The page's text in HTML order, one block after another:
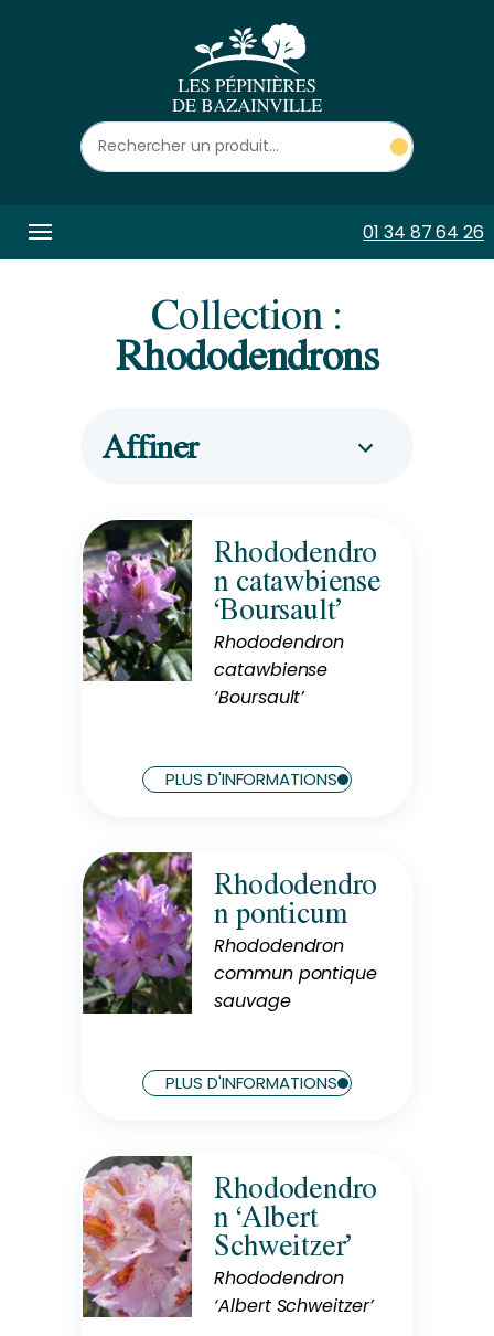
01 34 87 64 26
Collection :
Rhododendrons
Affiner
Rusticité
Rustique
Rhododendro
n catawbiense
‘Boursault’
Rhododendron
catawbiense
‘Boursault’
PLUS D'INFORMATIONS
Rusticité
Rustique
Exposition
Soleil
Rhododendro
n ponticum
Rhododendron
commun pontique
sauvage
PLUS D'INFORMATIONS
Rusticité
Rustique
Exposition
Mi-Ombre
Rhododendro
n ‘Albert
Schweitzer’
Rhododendron
‘Albert Schweitzer’